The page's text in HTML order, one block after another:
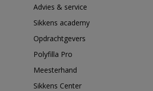
Advies & service
Sikkens academy
Opdrachtgevers
Polyfilla Pro
Meesterhand
Sikkens Center